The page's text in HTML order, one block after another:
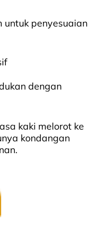
untuk penyesuaian
dengan
kaki melorot ke
kondangan